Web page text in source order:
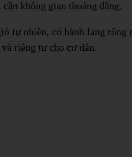
không gian thoáng đãng.
tự nhiên, có hành lang
riêng tư cho cư dân.